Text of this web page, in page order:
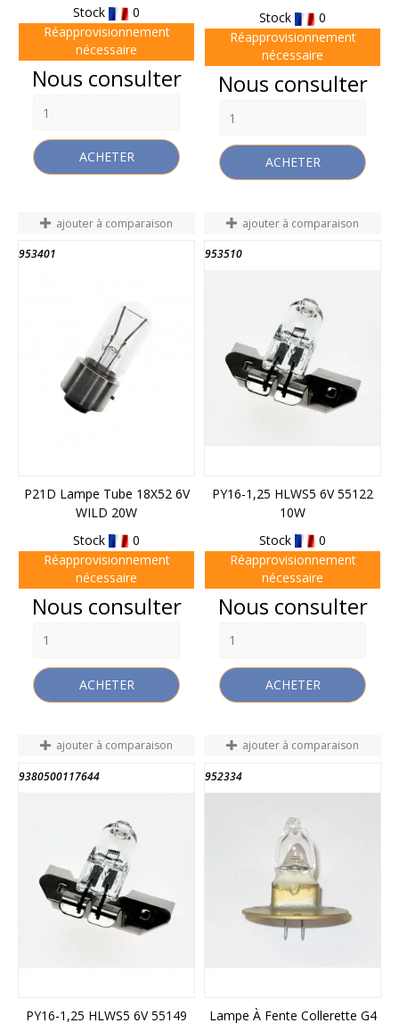
Stock
0
Réapprovisionnement
nécessaire
Prix
Nous consulter
ACHETER
Stock
0
Réapprovisionnement
nécessaire
Prix
Nous consulter
ACHETER
ajouter à comparaison
953401
P21D Lampe Tube 18X52 6V
WILD 20W
Stock
0
Réapprovisionnement
nécessaire
Prix
Nous consulter
ACHETER
ajouter à comparaison
953510
PY16-1,25 HLWS5 6V 55122
10W
Stock
0
Réapprovisionnement
nécessaire
Prix
Nous consulter
ACHETER
ajouter à comparaison
9380500117644
PY16-1,25 HLWS5 6V 55149
ajouter à comparaison
952334
Lampe À Fente Collerette G4